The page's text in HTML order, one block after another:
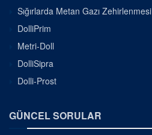
Sığırlarda Metan Gazı Zehirlenmesi
DolliPrim
Metri-Doll
DolliSipra
Dolli-Prost
GÜNCEL SORULAR